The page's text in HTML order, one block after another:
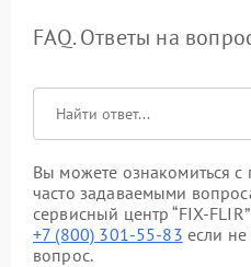
FAQ. Ответы на
Вы можете ознакомиться
часто задаваемыми
сервисный центр “FIX-
+7 (800) 301-55-83 если
вопрос.